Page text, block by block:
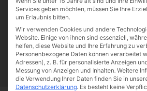
Tag:Pro Femina e.V
Papst Franziskus Ehe Sex Liebe Familie
Franziskus
50 Jahre Humanae vitae
Services geben möchten, müssen Sie Ihre
um Erlaubnis bitten.
Wir verwenden Cookies und andere
Website. Einige von ihnen sind essenziell,
helfen, diese Website und Ihre Erfahrung zu
Personenbezogene Daten können verarbeitet
Adressen), z. B. für personalisierte Anzeigen
Messung von Anzeigen und Inhalten. Weitere
die Verwendung Ihrer Daten finden Sie in
Datenschutzerklärung. Es besteht keine